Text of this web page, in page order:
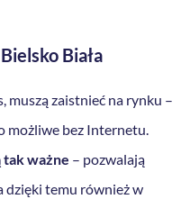
Biała
muszą zaistnieć na rynku –
możliwe bez Internetu.
tak ważne – pozwalają
dzięki temu również w